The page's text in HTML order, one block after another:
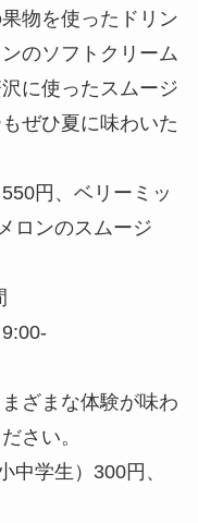
物を使ったドリン
のソフトクリーム
に使ったスムージ
ぜひ夏に味わいた
円、ベリーミッ
ロンのスムージ
ざまな体験が味わ
さい。
中学生）300円、